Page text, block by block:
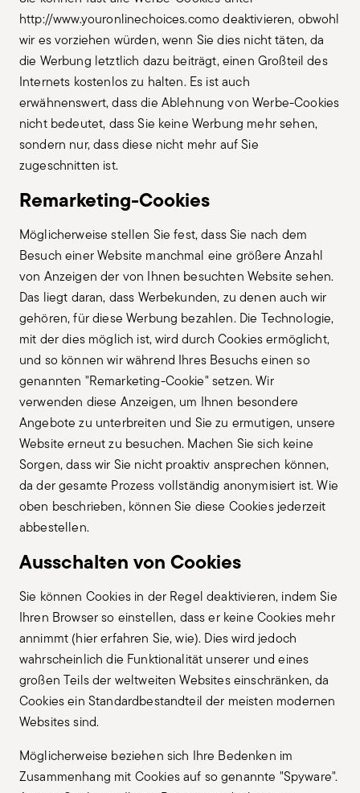
http://www.youronlinechoices.como deaktivieren, obwohl
wir es vorziehen würden, wenn Sie dies nicht täten, da
die Werbung letztlich dazu beiträgt, einen Großteil des
Internets kostenlos zu halten. Es ist auch
erwähnenswert, dass die Ablehnung von Werbe-Cookies
nicht bedeutet, dass Sie keine Werbung mehr sehen,
sondern nur, dass diese nicht mehr auf Sie
zugeschnitten ist.
Remarketing-Cookies
Möglicherweise stellen Sie fest, dass Sie nach dem
Besuch einer Website manchmal eine größere Anzahl
von Anzeigen der von Ihnen besuchten Website sehen.
Das liegt daran, dass Werbekunden, zu denen auch wir
gehören, für diese Werbung bezahlen. Die Technologie,
mit der dies möglich ist, wird durch Cookies ermöglicht,
und so können wir während Ihres Besuchs einen so
genannten "Remarketing-Cookie" setzen. Wir
verwenden diese Anzeigen, um Ihnen besondere
Angebote zu unterbreiten und Sie zu ermutigen, unsere
Website erneut zu besuchen. Machen Sie sich keine
Sorgen, dass wir Sie nicht proaktiv ansprechen können,
da der gesamte Prozess vollständig anonymisiert ist. Wie
oben beschrieben, können Sie diese Cookies jederzeit
abbestellen.
Ausschalten von Cookies
Sie können Cookies in der Regel deaktivieren, indem Sie
Ihren Browser so einstellen, dass er keine Cookies mehr
annimmt (hier erfahren Sie, wie). Dies wird jedoch
wahrscheinlich die Funktionalität unserer und eines
großen Teils der weltweiten Websites einschränken, da
Cookies ein Standardbestandteil der meisten modernen
Websites sind.
Möglicherweise beziehen sich Ihre Bedenken im
Zusammenhang mit Cookies auf so genannte "Spyware".